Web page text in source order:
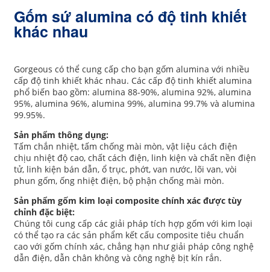
Gốm sứ alumina có độ tinh khiết
khác nhau
Gorgeous có thể cung cấp cho bạn gốm alumina với nhiều
cấp độ tinh khiết khác nhau. Các cấp độ tinh khiết alumina
phổ biến bao gồm: alumina 88-90%, alumina 92%, alumina
95%, alumina 96%, alumina 99%, alumina 99.7% và alumina
99.95%.
Sản phẩm thông dụng:
Tấm chắn nhiệt, tấm chống mài mòn, vật liệu cách điện
chịu nhiệt độ cao, chất cách điện, linh kiện và chất nền điện
tử, linh kiện bán dẫn, ổ trục, phớt, van nước, lõi van, vòi
phun gốm, ống nhiệt điện, bộ phận chống mài mòn.
Sản phẩm gốm kim loại composite chính xác được tùy
chỉnh đặc biệt:
Chúng tôi cung cấp các giải pháp tích hợp gốm với kim loại
có thể tạo ra các sản phẩm kết cấu composite tiêu chuẩn
cao với gốm chính xác, chẳng hạn như giải pháp công nghệ
dẫn điện, dẫn chân không và công nghệ bịt kín rắn.